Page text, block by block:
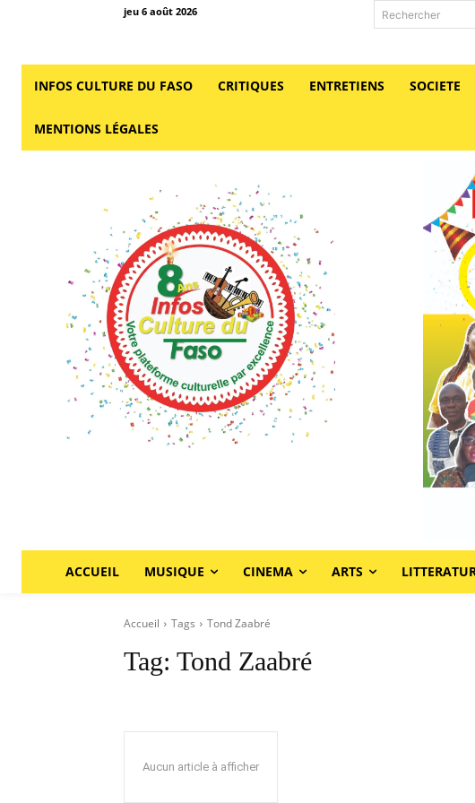
jeu 6 août 2026 Rechercher
INFOS CULTURE DU FASO CRITIQUES ENTRETIENS SOCIETE
MENTIONS LÉGALES
ACCUEIL MUSIQUE CINEMA ARTS
Accueil Tags Tond Zaabré
Tag: Tond Zaabré
Aucun article à afficher